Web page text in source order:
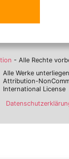
- Alle Rechte
Alle Werke
Attribution-
International License